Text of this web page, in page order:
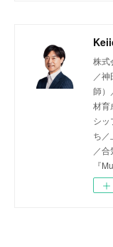
株式
／
師）
材育
シッ
ち／
／
『